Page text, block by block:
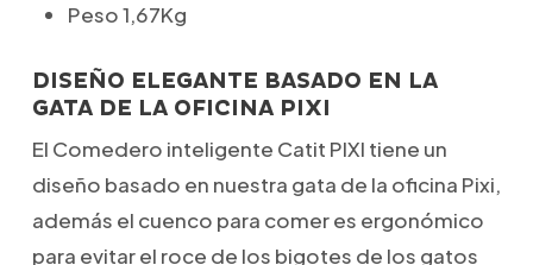
Peso 1,67Kg
DISEÑO ELEGANTE BASADO EN LA
GATA DE LA OFICINA PIXI
El Comedero inteligente Catit PIXI tiene un
diseño basado en nuestra gata de la oficina Pixi,
además el cuenco para comer es ergonómico
para evitar el roce de los bigotes de los gatos